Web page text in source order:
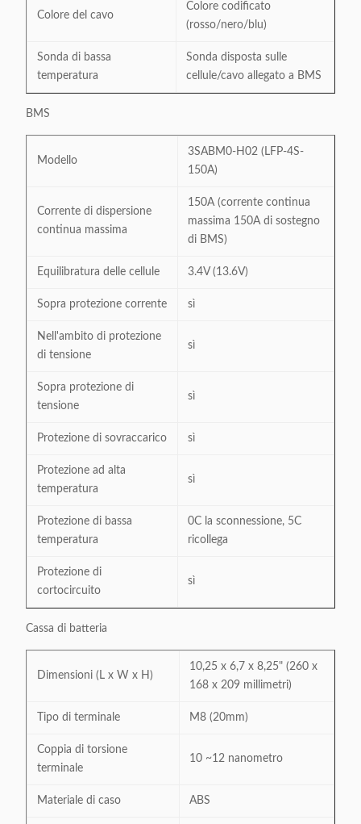
Colore del cavo
Colore codificato
(rosso/nero/blu)
Sonda di bassa
temperatura
Sonda disposta sulle
cellule/cavo allegato a BMS
BMS
Modello
3SABM0-H02 (LFP-4S-
150A)
Corrente di dispersione
continua massima
150A (corrente continua
massima 150A di sostegno
di BMS)
Equilibratura delle cellule 3.4V (13.6V)
Sopra protezione corrente sì
Nell'ambito di protezione
di tensione
sì
Sopra protezione di
tensione
sì
Protezione di sovraccarico sì
Protezione ad alta
temperatura
sì
Protezione di bassa
temperatura
0C la sconnessione, 5C
ricollega
Protezione di
cortocircuito
sì
Cassa di batteria
Dimensioni (L x W x H)
10,25 x 6,7 x 8,25" (260 x
168 x 209 millimetri)
Tipo di terminale M8 (20mm)
Coppia di torsione
terminale
10 ~12 nanometro
Materiale di caso ABS